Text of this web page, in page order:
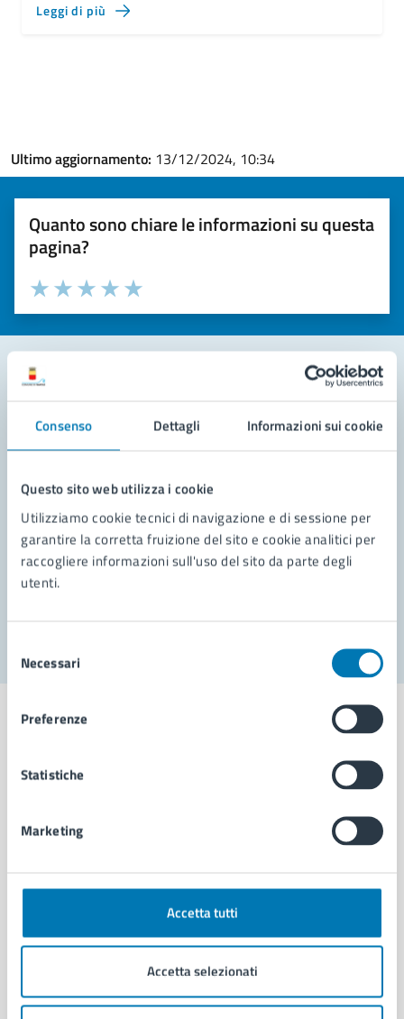
Consenso Dettagli Informazioni sui cookie
Questo sito web utilizza i cookie
Utilizziamo cookie tecnici di navigazione e di sessione per
garantire la corretta fruizione del sito e cookie analitici per
raccogliere informazioni sull'uso del sito da parte degli
utenti.
delNecessari
Preferenze
Statistiche
Marketing
Accetta tutti
Accetta selezionati
Leggi di più
Ultimo aggiornamento: 13/12/2024, 10:34
Quanto sono chiare le informazioni su questa
pagina?
Valuta la chiarezza delle informazioni (da 1 a 5 stelle)
Seleziona il numero di stelle per valutare la chiarezza delle
Valuta 5 stelle su 5
Valuta 4 stelle su 5
Valuta 3 stelle su 5
Valuta 2 stelle su 5
Valuta 1 stelle su 5
Leggi le domande frequenti
Richiedi assistenza
Prenota appuntamento
Problemi in città
Comune di Napoli
AMMINISTRAZIONE
Organi di governo
Enti e fondazioni
Personale amministrativo